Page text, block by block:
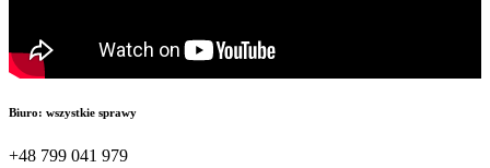
Biuro: wszystkie sprawy
+48 799 041 979